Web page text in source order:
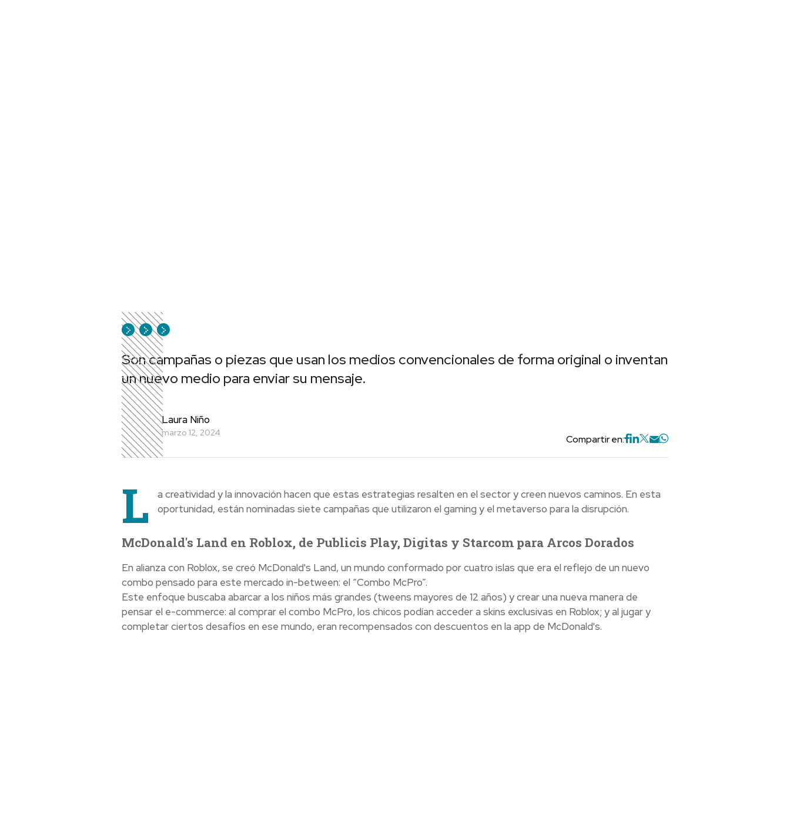
Son campañas o piezas que usan los medios convencionales de forma original o inventan
un nuevo medio para enviar su mensaje.
Laura Niño
marzo 12, 2024
Compartir en:
L
a creatividad y la innovación hacen que estas estrategias resalten en el sector y creen nuevos caminos. En esta
oportunidad, están nominadas siete campañas que utilizaron el gaming y el metaverso para la disrupción.
McDonald's Land en Roblox, de Publicis Play, Digitas y Starcom para Arcos Dorados
En alianza con Roblox, se creó McDonald's Land, un mundo conformado por cuatro islas que era el reflejo de un nuevo
combo pensado para este mercado in-between: el “Combo McPro”.
Este enfoque buscaba abarcar a los niños más grandes (tweens mayores de 12 años) y crear una nueva manera de
pensar el e-commerce: al comprar el combo McPro, los chicos podían acceder a skins exclusivas en Roblox; y al jugar y
completar ciertos desafíos en ese mundo, eran recompensados con descuentos en la app de McDonald's.